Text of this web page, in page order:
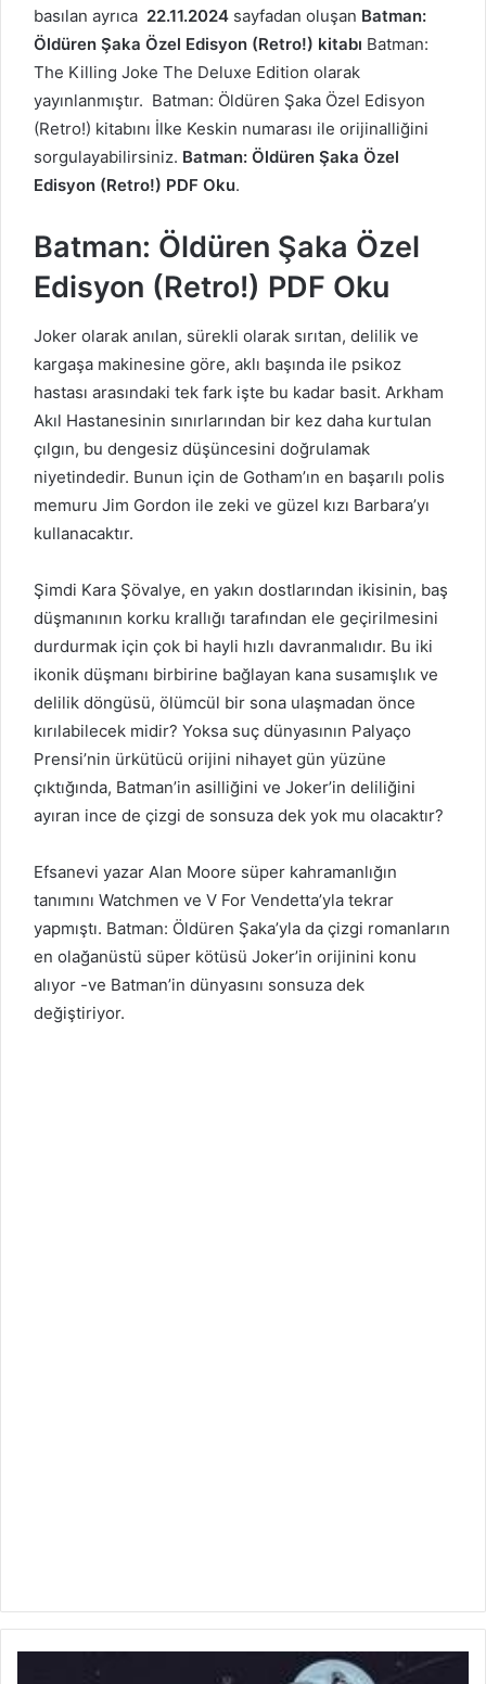
basılan ayrıca 22.11.2024 sayfadan oluşan Batman:
Öldüren Şaka Özel Edisyon (Retro!) kitabı Batman:
The Killing Joke The Deluxe Edition olarak
yayınlanmıştır. Batman: Öldüren Şaka Özel Edisyon
(Retro!) kitabını İlke Keskin numarası ile orijinalliğini
sorgulayabilirsiniz. Batman: Öldüren Şaka Özel
Edisyon (Retro!) PDF Oku.
Batman: Öldüren Şaka Özel
Edisyon (Retro!) PDF Oku
Joker olarak anılan, sürekli olarak sırıtan, delilik ve
kargaşa makinesine göre, aklı başında ile psikoz
hastası arasındaki tek fark işte bu kadar basit. Arkham
Akıl Hastanesinin sınırlarından bir kez daha kurtulan
çılgın, bu dengesiz düşüncesini doğrulamak
niyetindedir. Bunun için de Gotham’ın en başarılı polis
memuru Jim Gordon ile zeki ve güzel kızı Barbara’yı
kullanacaktır.
Şimdi Kara Şövalye, en yakın dostlarından ikisinin, baş
düşmanının korku krallığı tarafından ele geçirilmesini
durdurmak için çok bi hayli hızlı davranmalıdır. Bu iki
ikonik düşmanı birbirine bağlayan kana susamışlık ve
delilik döngüsü, ölümcül bir sona ulaşmadan önce
kırılabilecek midir? Yoksa suç dünyasının Palyaço
Prensi’nin ürkütücü orijini nihayet gün yüzüne
çıktığında, Batman’in asilliğini ve Joker’in deliliğini
ayıran ince de çizgi de sonsuza dek yok mu olacaktır?
Efsanevi yazar Alan Moore süper kahramanlığın
tanımını Watchmen ve V For Vendetta’yla tekrar
yapmıştı. Batman: Öldüren Şaka’yla da çizgi romanların
en olağanüstü süper kötüsü Joker’in orijinini konu
alıyor -ve Batman’in dünyasını sonsuza dek
değiştiriyor.